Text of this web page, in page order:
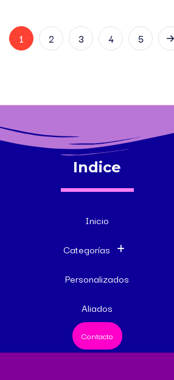
1 2 3 4 5
Indice
Inicio
Categorías
Personalizados
Aliados
Contacto